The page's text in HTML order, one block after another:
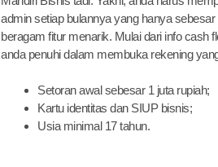
admin setiap bulannya yang hanya
beragam fitur menarik. Mulai dari info cash
anda penuhi dalam membuka rekening
Setoran awal sebesar 1 juta rupiah;
Kartu identitas dan SIUP bisnis;
Usia minimal 17 tahun.